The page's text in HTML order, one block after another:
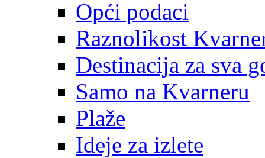
Opći podaci
Raznolikost
Destinacija za sva
Samo na Kvarneru
Plaže
Ideje za izlete